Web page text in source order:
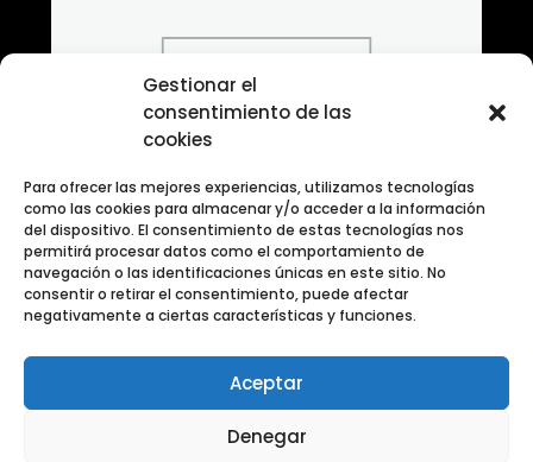
Gestionar el
consentimiento de las
cookies
Para ofrecer las mejores experiencias, utilizamos tecnologías
como las cookies para almacenar y/o acceder a la información
del dispositivo. El consentimiento de estas tecnologías nos
permitirá procesar datos como el comportamiento de
navegación o las identificaciones únicas en este sitio. No
consentir o retirar el consentimiento, puede afectar
negativamente a ciertas características y funciones.
Aceptar
Denegar
Banco de fotografias Categoria Fuegos Artificiales